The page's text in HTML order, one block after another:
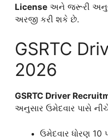
License અને જરૂરી
અરજી કરી શકે છે.
GSRTC
2026
GSRTC Driver
અનુસાર ઉમેદવાર પાસે
ઉમેદવાર ધોરણ 10